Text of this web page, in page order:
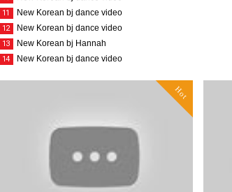
11 New Korean bj dance video
12 New Korean bj dance video
13 New Korean bj Hannah
14 New Korean bj dance video
Hot